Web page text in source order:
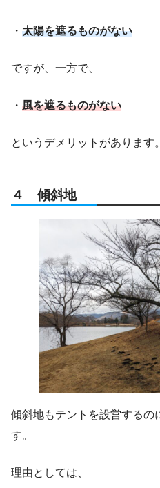
・ 太陽を遮るものがない
ですが、一方で、
・ 風を遮るものがない
というデメリットがあります。
４ 傾斜地
傾斜地もテントを設営するの
す。
理由としては、